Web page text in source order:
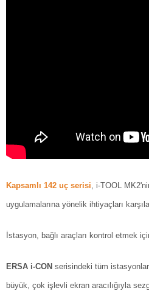
Kapsamlı 142 uç serisi, i-TOOL
uygulamalarına yönelik ihtiyaçları
İstasyon, bağlı araçları kontrol etmek
ERSA i-CON serisindeki tüm
büyük, çok işlevli ekran aracılığıyla